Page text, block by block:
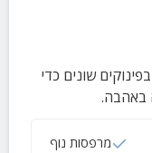
שונים כדי
באהבה.
מרפסות נוף